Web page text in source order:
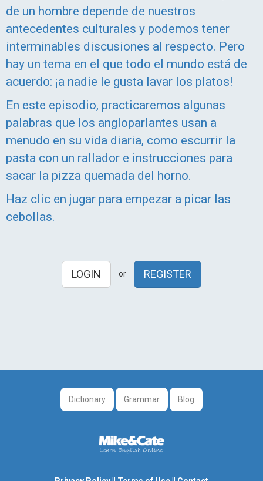
de un hombre depende de nuestros
antecedentes culturales y podemos tener
interminables discusiones al respecto. Pero
hay un tema en el que todo el mundo está de
acuerdo: ¡a nadie le gusta lavar los platos!
En este episodio, practicaremos algunas
palabras que los angloparlantes usan a
menudo en su vida diaria, como escurrir la
pasta con un rallador e instrucciones para
sacar la pizza quemada del horno.
Haz clic en jugar para empezar a picar las
cebollas.
LOGIN or REGISTER
Dictionary Grammar Blog